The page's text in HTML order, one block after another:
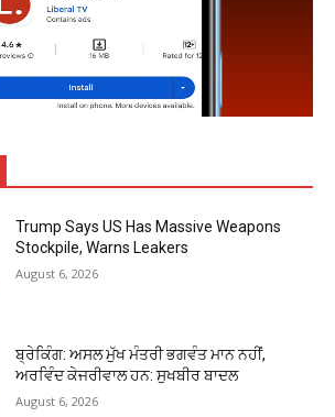
Trump Says US Has Massive Weapons
Stockpile, Warns Leakers
August 6, 2026
ਬ੍ਰੇਕਿੰਗ: ਅਸਲ ਮੁੱਖ ਮੰਤਰੀ ਭਗਵੰਤ ਮਾਨ ਨਹੀਂ,
ਅਰਵਿੰਦ ਕੇਜਰੀਵਾਲ ਹਨ: ਸੁਖਬੀਰ ਬਾਦਲ
August 6, 2026